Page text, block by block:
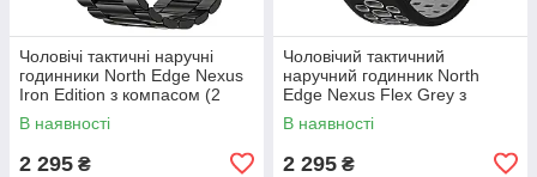
Чоловічі тактичні наручні
годинники North Edge Nexus
Iron Edition з компасом (2
ремінці)
В наявності
2 295 ₴
Чоловічий тактичний
наручний годинник North
Edge Nexus Flex Grey з
компасом (2 ремінці)
В наявності
2 295 ₴